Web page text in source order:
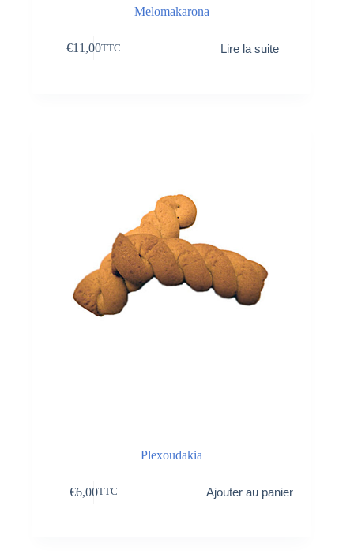
Melomakarona
€11,00TTC Lire la suite
Plexoudakia
€6,00TTC Ajouter au panier